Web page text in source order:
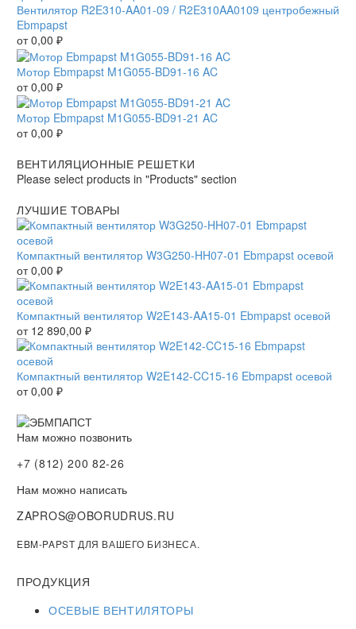
Вентилятор R2E310-AA01-09 / R2E310AA0109 центробежный
Ebmpapst
от0,00 ₽
Мотор Ebmpapst M1G055-BD91-16 AC
от0,00 ₽
Мотор Ebmpapst M1G055-BD91-21 AC
от0,00 ₽
ВЕНТИЛЯЦИОННЫЕ РЕШЕТКИ
Please select products in "Products" section
ЛУЧШИЕ ТОВАРЫ
Компактный вентилятор W3G250-HH07-01 Ebmpapst осевой
от0,00 ₽
Компактный вентилятор W2E143-AA15-01 Ebmpapst осевой
от 12 890,00 ₽
Компактный вентилятор W2E142-CC15-16 Ebmpapst осевой
от0,00 ₽
Нам можно позвонить
+7 (812) 200 82-26
Нам можно написать
ZAPROS@OBORUDRUS.RU
EBM-PAPST ДЛЯ ВАШЕГО БИЗНЕСА.
ПРОДУКЦИЯ
ОСЕВЫЕ ВЕНТИЛЯТОРЫ